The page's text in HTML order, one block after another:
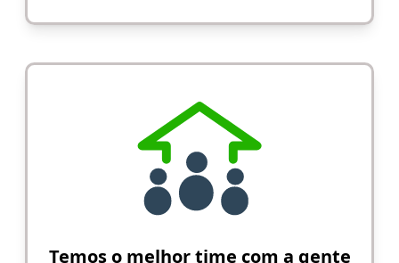
Temos o melhor time com a gente